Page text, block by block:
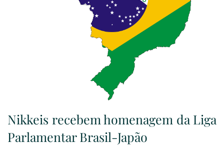
Nikkeis recebem homenagem da Liga
Parlamentar Brasil-Japão